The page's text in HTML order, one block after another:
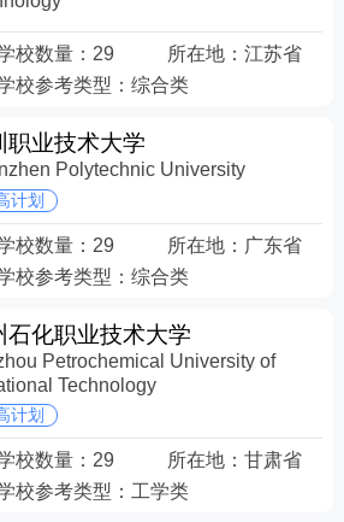
校数量： 29 所在地： 江苏省
校参考类型：综合类
职业技术大学
Polytechnic University
计划
校数量： 29 所在地： 广东省
校参考类型：综合类
石化职业技术大学
Petrochemical University of
Technology
计划
校数量： 29 所在地： 甘肃省
校参考类型： 工学类